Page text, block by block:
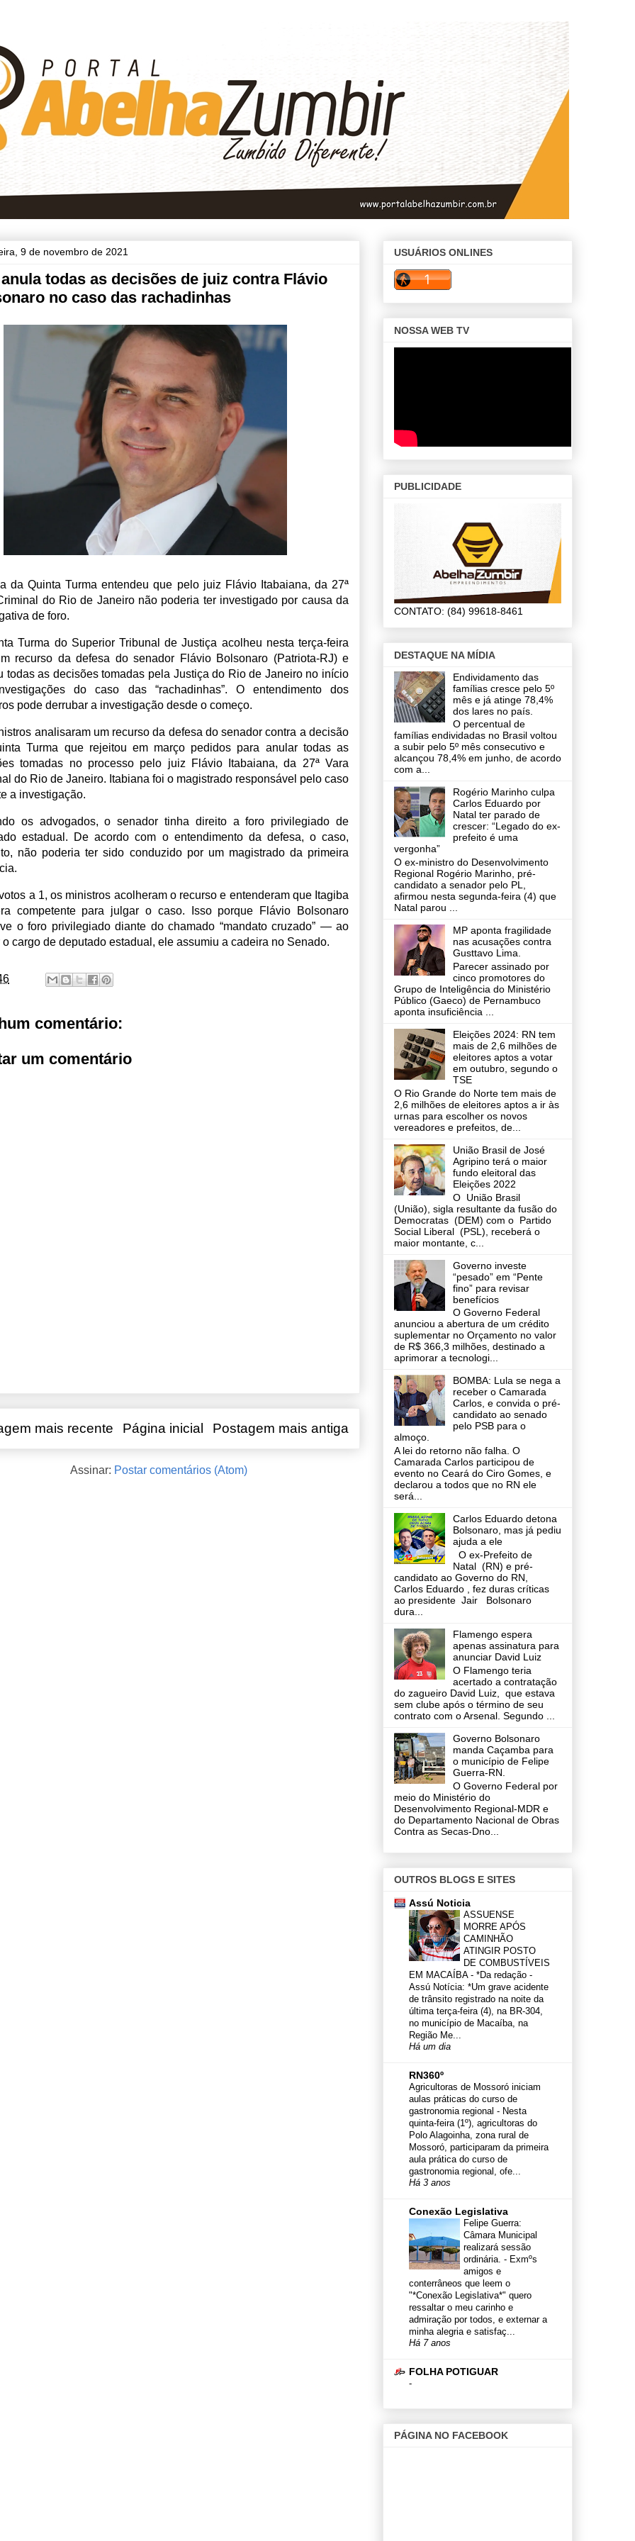
9 de novembro de 2021
todas as decisões de juiz contra Flávio
no caso das rachadinhas
da Quinta Turma entendeu que pelo juiz Flávio Itabaiana, da 27ª
do Rio de Janeiro não poderia ter investigado por causa da
de foro.
Turma do Superior Tribunal de Justiça acolheu nesta terça-feira
recurso da defesa do senador Flávio Bolsonaro (Patriota-RJ) e
todas as decisões tomadas pela Justiça do Rio de Janeiro no início
do caso das “rachadinhas”. O entendimento dos
pode derrubar a investigação desde o começo.
analisaram um recurso da defesa do senador contra a decisão
Turma que rejeitou em março pedidos para anular todas as
tomadas no processo pelo juiz Flávio Itabaiana, da 27ª Vara
do Rio de Janeiro. Itabiana foi o magistrado responsável pelo caso
a investigação.
os advogados, o senador tinha direito a foro privilegiado de
estadual. De acordo com o entendimento da defesa, o caso,
não poderia ter sido conduzido por um magistrado da primeira
a 1, os ministros acolheram o recurso e entenderam que Itagiba
competente para julgar o caso. Isso porque Flávio Bolsonaro
o foro privilegiado diante do chamado “mandato cruzado” — ao
o cargo de deputado estadual, ele assumiu a cadeira no Senado.
comentário:
um comentário
mais recente Postagem mais antiga
Página inicial
Assinar: Postar comentários (Atom)
USUÁRIOS ONLINES
NOSSA WEB TV
PUBLICIDADE
CONTATO: (84) 99618-8461
DESTAQUE NA MÍDIA
Endividamento das
famílias cresce pelo 5º
mês e já atinge 78,4%
dos lares no país.
O percentual de
famílias endividadas no Brasil voltou
a subir pelo 5º mês consecutivo e
alcançou 78,4% em junho, de acordo
com a...
Rogério Marinho culpa
Carlos Eduardo por
Natal ter parado de
crescer: “Legado do ex-
prefeito é uma
vergonha”
O ex-ministro do Desenvolvimento
Regional Rogério Marinho, pré-
candidato a senador pelo PL,
afirmou nesta segunda-feira (4) que
Natal parou ...
MP aponta fragilidade
nas acusações contra
Gusttavo Lima.
Parecer assinado por
cinco promotores do
Grupo de Inteligência do Ministério
Público (Gaeco) de Pernambuco
aponta insuficiência ...
Eleições 2024: RN tem
mais de 2,6 milhões de
eleitores aptos a votar
em outubro, segundo o
TSE
O Rio Grande do Norte tem mais de
2,6 milhões de eleitores aptos a ir às
urnas para escolher os novos
vereadores e prefeitos, de...
União Brasil de José
Agripino terá o maior
fundo eleitoral das
Eleições 2022
O União Brasil
(União), sigla resultante da fusão do
Democratas (DEM) com o Partido
Social Liberal (PSL), receberá o
maior montante, c...
Governo investe
“pesado” em “Pente
fino” para revisar
benefícios
O Governo Federal
anunciou a abertura de um crédito
suplementar no Orçamento no valor
de R$ 366,3 milhões, destinado a
aprimorar a tecnologi...
BOMBA: Lula se nega a
receber o Camarada
Carlos, e convida o pré-
candidato ao senado
pelo PSB para o
almoço.
A lei do retorno não falha. O
Camarada Carlos participou de
evento no Ceará do Ciro Gomes, e
declarou a todos que no RN ele
será...
Carlos Eduardo detona
Bolsonaro, mas já pediu
ajuda a ele
O ex-Prefeito de
Natal (RN) e pré-
candidato ao Governo do RN,
Carlos Eduardo , fez duras críticas
ao presidente Jair Bolsonaro
dura...
Flamengo espera
apenas assinatura para
anunciar David Luiz
O Flamengo teria
acertado a contratação
do zagueiro David Luiz, que estava
sem clube após o término de seu
contrato com o Arsenal. Segundo ...
Governo Bolsonaro
manda Caçamba para
o município de Felipe
Guerra-RN.
O Governo Federal por
meio do Ministério do
Desenvolvimento Regional-MDR e
do Departamento Nacional de Obras
Contra as Secas-Dno...
OUTROS BLOGS E SITES
Assú Noticia
ASSUENSE
MORRE APÓS
CAMINHÃO
ATINGIR POSTO
DE COMBUSTÍVEIS
EM MACAÍBA - *Da redação -
Assú Notícia: *Um grave acidente
de trânsito registrado na noite da
última terça-feira (4), na BR-304,
no município de Macaíba, na
Região Me...
Há um dia
RN360º
Agricultoras de Mossoró iniciam
aulas práticas do curso de
gastronomia regional - Nesta
quinta-feira (1º), agricultoras do
Polo Alagoinha, zona rural de
Mossoró, participaram da primeira
aula prática do curso de
gastronomia regional, ofe...
Há 3 anos
Conexão Legislativa
Felipe Guerra:
Câmara Municipal
realizará sessão
ordinária. - Exmºs
amigos e
conterrâneos que leem o
"*Conexão Legislativa*" quero
ressaltar o meu carinho e
admiração por todos, e externar a
minha alegria e satisfaç...
Há 7 anos
FOLHA POTIGUAR
-
PÁGINA NO FACEBOOK